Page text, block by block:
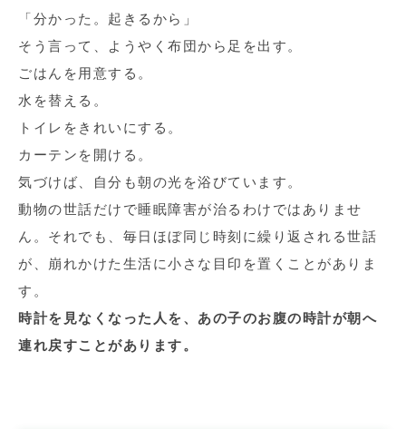
「分かった。起きるから」
そう言って、ようやく布団から足を出す。
ごはんを用意する。
水を替える。
トイレをきれいにする。
カーテンを開ける。
気づけば、自分も朝の光を浴びています。
動物の世話だけで睡眠障害が治るわけではありませ
ん。それでも、毎日ほぼ同じ時刻に繰り返される世話
が、崩れかけた生活に小さな目印を置くことがありま
す。
時計を見なくなった人を、あの子のお腹の時計が朝へ
連れ戻すことがあります。